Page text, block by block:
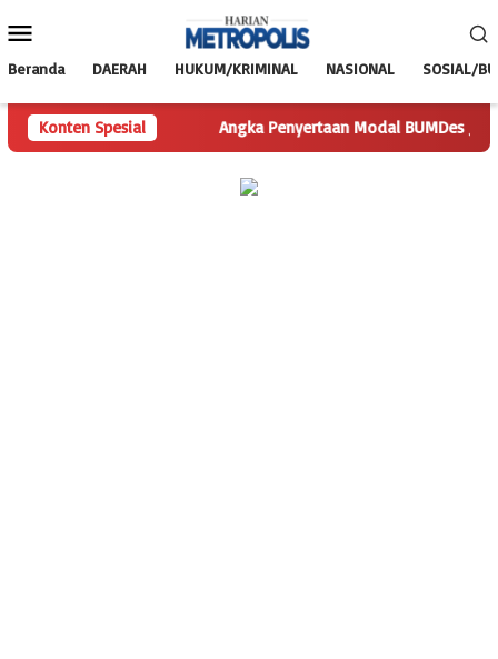
ke
Mobile
Beranda DAERAH HUKUM/KRIMINAL NASIONAL SOSIAL/
Konten Spesial
Pertanyaan Angka Penyertaan Modal BUMDes Jadi